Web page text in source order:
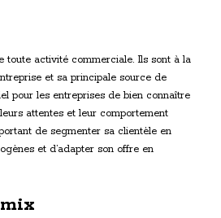
toute activité commerciale. Ils sont à la
et sa principale source de
pour les entreprises de bien connaître
attentes et leur comportement
de segmenter sa clientèle en
et d’adapter son offre en